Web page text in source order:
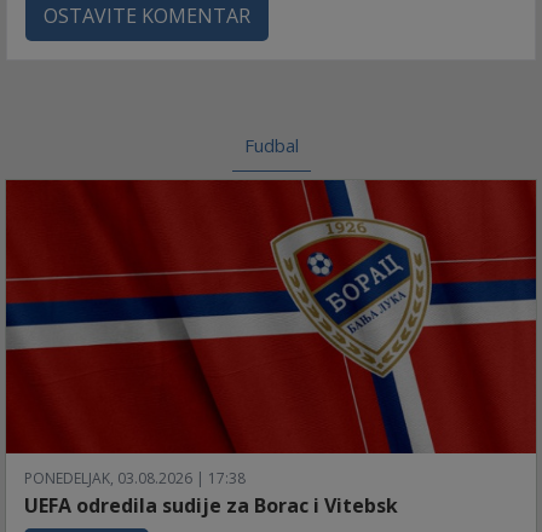
OSTAVITE KOMENTAR
Fudbal
PONEDELJAK, 03.08.2026 | 17:38
UEFA odredila sudije za Borac i Vitebsk